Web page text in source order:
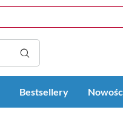
Bestsellery